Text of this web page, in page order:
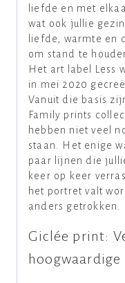
liefde en met
wat ook jullie
liefde, warmte en
om stand te
Het art label Less
in mei 2020
Vanuit die basis
Family prints
hebben niet veel
staan. Het enige
paar lijnen die
keer op keer
het portret valt
anders getrokken.
Giclée print: